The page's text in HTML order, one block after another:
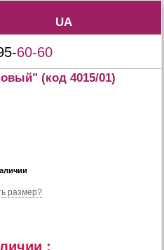
UA
UA
60-60
(код 4015/01)
размер?
: